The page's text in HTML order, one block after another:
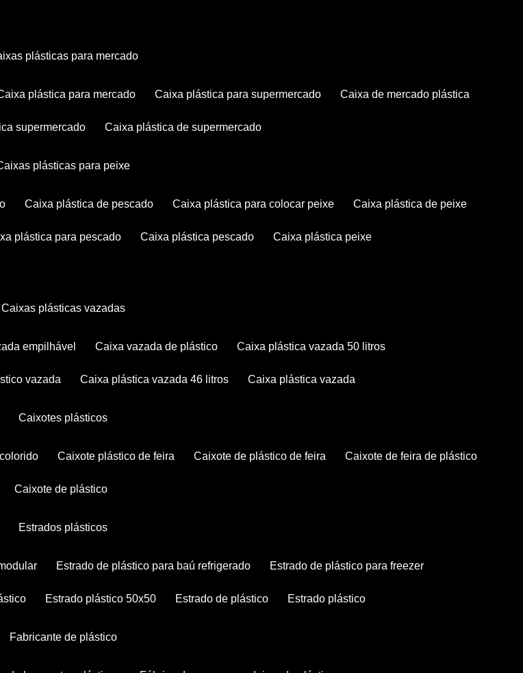
plásticas para mercado
caixa plástica para mercado caixa plástica para supermercado caixa de mercado plástica
supermercado caixa plástica de supermercado
caixas plásticas para peixe
caixa plástica de pescado caixa plástica para colocar peixe caixa plástica de peixe
plástica para pescado caixa plástica pescado caixa plástica peixe
caixas plásticas vazadas
empilhável caixa vazada de plástico caixa plástica vazada 50 litros
vazada caixa plástica vazada 46 litros caixa plástica vazada
caixotes plásticos
caixote plástico de feira caixote de plástico de feira caixote de feira de plástico
caixote de plástico
estrados plásticos
estrado de plástico para baú refrigerado estrado de plástico para freezer
estrado plástico 50x50 estrado de plástico estrado plástico
fabricante de plástico